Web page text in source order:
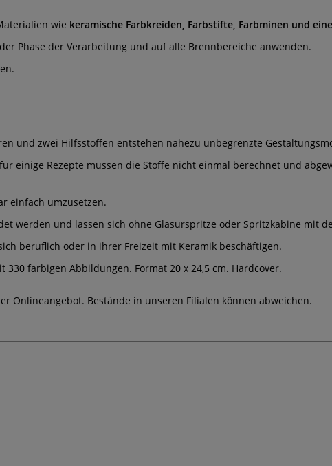
wie keramische Farbkreiden, Farbstifte, Farbminen und
Phase der Verarbeitung und auf alle Brennbereiche anwenden.
und zwei Hilfsstoffen entstehen nahezu unbegrenzte
einige Rezepte müssen die Stoffe nicht einmal berechnet und
einfach umzusetzen.
werden und lassen sich ohne Glasurspritze oder Spritzkabine mit
beruflich oder in ihrer Freizeit mit Keramik beschäftigen.
330 farbigen Abbildungen. Format 20 x 24,5 cm. Hardcover.
Onlineangebot. Bestände in unseren Filialen können abweichen.